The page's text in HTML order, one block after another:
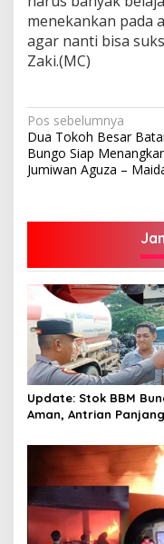
menekankan pada
agar nanti bisa
Zaki.(MC)
Navigasi
pos
Pos sebelumnya
Dua Tokoh Besar
Bungo Siap
Jumiwan Aguza –
Update: Stok BBM
Aman, Antrian Panjang